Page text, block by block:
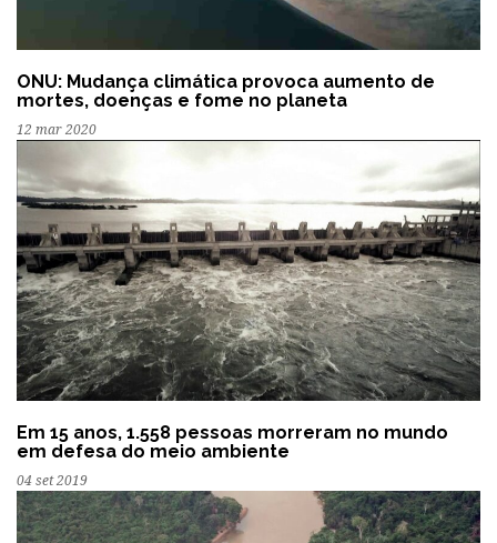
ONU: Mudança climática provoca aumento de
mortes, doenças e fome no planeta
12 mar 2020
Em 15 anos, 1.558 pessoas morreram no mundo
em defesa do meio ambiente
04 set 2019